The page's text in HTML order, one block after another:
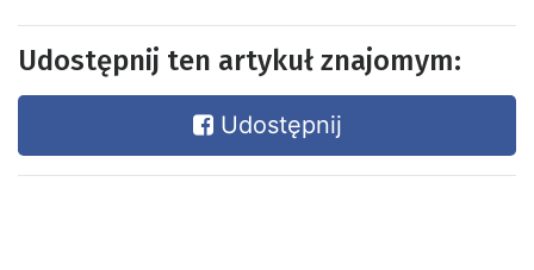
Udostępnij ten artykuł znajomym:
Udostępnij